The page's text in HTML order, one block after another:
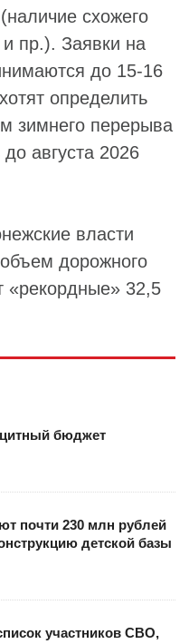
схожего
пр.). Заявки на
до 15-16
определить
зимнего перерыва
августа 2026
власти
дорожного
«рекордные» 32,5
бюджет
почти 230 млн рублей
детской базы
участников СВО,